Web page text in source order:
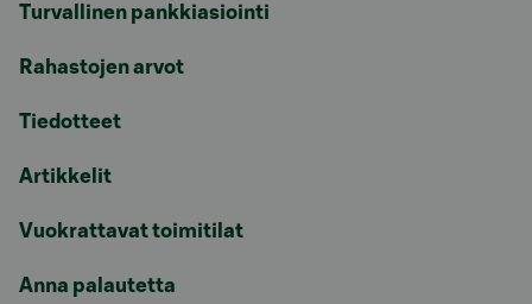
Turvallinen pankkiasiointi
Rahastojen arvot
Tiedotteet
Artikkelit
Vuokrattavat toimitilat
Anna palautetta